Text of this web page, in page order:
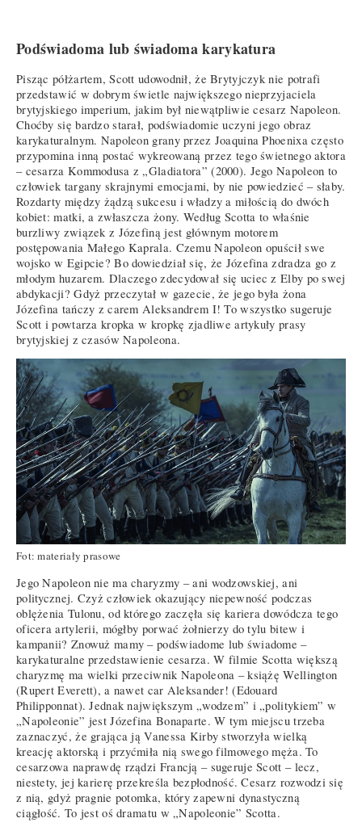
Podświadoma lub świadoma karykatura
Pisząc półżartem, Scott udowodnił, że Brytyjczyk nie potrafi
przedstawić w dobrym świetle największego nieprzyjaciela
brytyjskiego imperium, jakim był niewątpliwie cesarz Napoleon.
Choćby się bardzo starał, podświadomie uczyni jego obraz
karykaturalnym. Napoleon grany przez Joaquina Phoenixa często
przypomina inną postać wykreowaną przez tego świetnego aktora
– cesarza Kommodusa z „Gladiatora” (2000). Jego Napoleon to
człowiek targany skrajnymi emocjami, by nie powiedzieć – słaby.
Rozdarty między żądzą sukcesu i władzy a miłością do dwóch
kobiet: matki, a zwłaszcza żony. Według Scotta to właśnie
burzliwy związek z Józefiną jest głównym motorem
postępowania Małego Kaprala. Czemu Napoleon opuścił swe
wojsko w Egipcie? Bo dowiedział się, że Józefina zdradza go z
młodym huzarem. Dlaczego zdecydował się uciec z Elby po swej
abdykacji? Gdyż przeczytał w gazecie, że jego była żona
Józefina tańczy z carem Aleksandrem I! To wszystko sugeruje
Scott i powtarza kropka w kropkę zjadliwe artykuły prasy
brytyjskiej z czasów Napoleona.
Fot: materiały prasowe
Jego Napoleon nie ma charyzmy – ani wodzowskiej, ani
politycznej. Czyż człowiek okazujący niepewność podczas
oblężenia Tulonu, od którego zaczęła się kariera dowódcza tego
oficera artylerii, mógłby porwać żołnierzy do tylu bitew i
kampanii? Znowuż mamy – podświadome lub świadome –
karykaturalne przedstawienie cesarza. W filmie Scotta większą
charyzmę ma wielki przeciwnik Napoleona – książę Wellington
(Rupert Everett), a nawet car Aleksander! (Edouard
Philipponnat). Jednak największym „wodzem” i „politykiem” w
„Napoleonie” jest Józefina Bonaparte. W tym miejscu trzeba
zaznaczyć, że grająca ją Vanessa Kirby stworzyła wielką
kreację aktorską i przyćmiła nią swego filmowego męża. To
cesarzowa naprawdę rządzi Francją – sugeruje Scott – lecz,
niestety, jej karierę przekreśla bezpłodność. Cesarz rozwodzi się
z nią, gdyż pragnie potomka, który zapewni dynastyczną
ciągłość. To jest oś dramatu w „Napoleonie” Scotta.